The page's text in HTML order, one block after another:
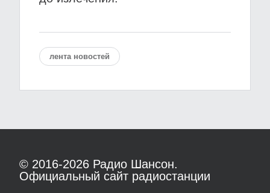
лента новостей
© 2016-2026 Радио Шансон.
Официальный сайт радиостанции